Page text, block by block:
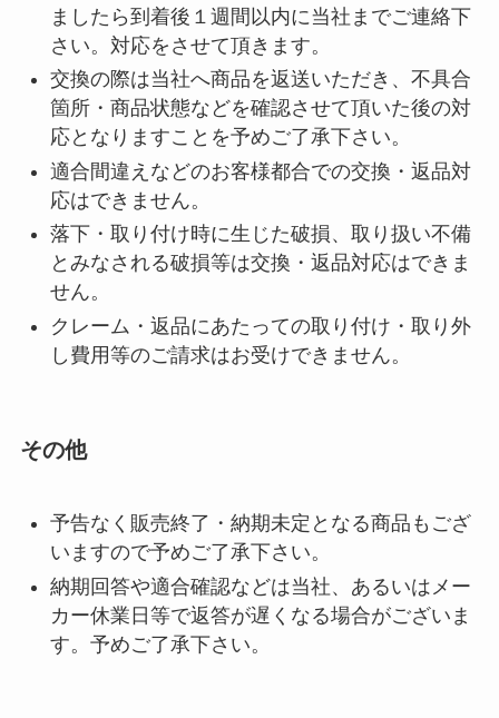
ましたら到着後１週間以内に当社までご連絡下
さい。対応をさせて頂きます。
交換の際は当社へ商品を返送いただき、不具合
箇所・商品状態などを確認させて頂いた後の対
応となりますことを予めご了承下さい。
適合間違えなどのお客様都合での交換・返品対
応はできません。
落下・取り付け時に生じた破損、取り扱い不備
とみなされる破損等は交換・返品対応はできま
せん。
クレーム・返品にあたっての取り付け・取り外
し費用等のご請求はお受けできません。
その他
予告なく販売終了・納期未定となる商品もござ
いますので予めご了承下さい。
納期回答や適合確認などは当社、あるいはメー
カー休業日等で返答が遅くなる場合がございま
す。予めご了承下さい。